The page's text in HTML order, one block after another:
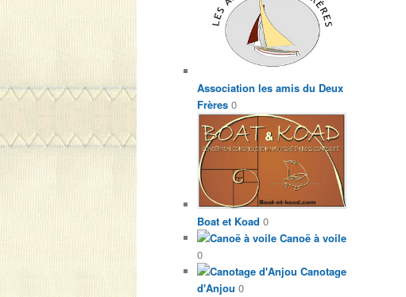
Association les amis du Deux
Frères 0
Boat et Koad 0
Canoë à voile
0
Canotage
d'Anjou 0